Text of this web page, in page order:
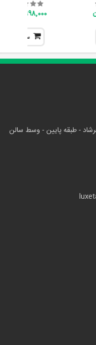
998,000 تومان
سبد خرید
- طبقه پایین - وسط سالن